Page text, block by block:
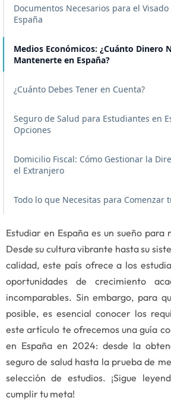
Documentos Necesarios para el
España
Medios Económicos: ¿Cuánto Dinero
Mantenerte en España?
¿Cuánto Debes Tener en Cuenta?
Seguro de Salud para Estudiantes en
Opciones
Domicilio Fiscal: Cómo Gestionar la
el Extranjero
Todo lo que Necesitas para Comenzar
Estudiar en España es un sueño para
Desde su cultura vibrante hasta su
calidad, este país ofrece a los
oportunidades de crecimiento
incomparables. Sin embargo, para
posible, es esencial conocer los
este artículo te ofrecemos una guía
en España en 2024: desde la
seguro de salud hasta la prueba de
selección de estudios. ¡Sigue
cumplir tu meta!